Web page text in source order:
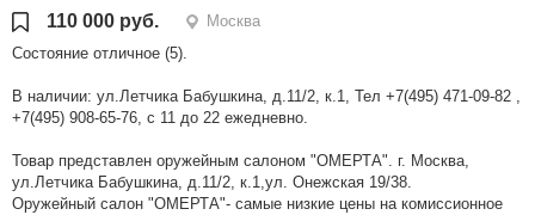
110 000 руб.
Москва
Состояние отличное (5).
В наличии: ул.Летчика Бабушкина, д.11/2, к.1, Тел +7(495) 471-09-82 ,
+7(495) 908-65-76, с 11 до 22 ежедневно.
Товар представлен оружейным салоном "ОМЕРТА". г. Москва,
ул.Летчика Бабушкина, д.11/2, к.1,ул. Онежская 19/38.
Оружейный салон "ОМЕРТА"- самые низкие цены на комиссионное